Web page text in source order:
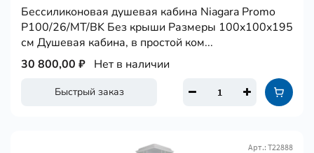
Бессиликоновая душевая кабина Niagara Promo
P100/26/MT/BK Без крыши Размеры 100x100x195
см Душевая кабина, в простой ком...
Быстрый заказ
30 800,00 ₽ Нет в наличии
Арт.: Т22888